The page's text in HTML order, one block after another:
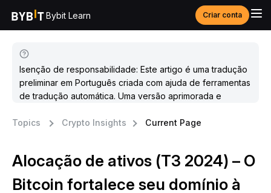
Bybit Learn Criar conta
Isenção de responsabilidade: Este artigo é uma tradução
preliminar em Português criada com ajuda de ferramentas
de tradução automática. Uma versão aprimorada e
Topics
Crypto Insights Current Page
Alocação de ativos (T3 2024) – O
Bitcoin fortalece seu domínio à